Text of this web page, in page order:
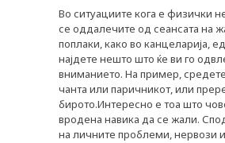
Во ситуациите кога е физички
се оддалечите од сеансата на
поплаки, како во канцеларија,
најдете нешто што ќе ви го
вниманието. На пример, средете
чанта или паричникот, или
бирото.Интересно е тоа што
вродена навика да се жали.
на личните проблеми, нервози